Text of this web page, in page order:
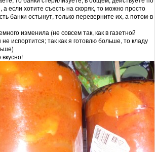
если хотите съесть на скоряк, то можно просто
банки остынут, только переверните их, а потом-в
изменила (не совсем так, как в газетной
испортится; так как я готовлю больше, то кладу